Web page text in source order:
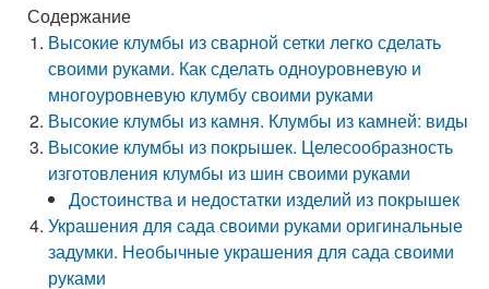
Содержание
Высокие клумбы из сварной сетки легко сделать
своими руками. Как сделать одноуровневую и
многоуровневую клумбу своими руками
Высокие клумбы из камня. Клумбы из камней: виды
Высокие клумбы из покрышек. Целесообразность
изготовления клумбы из шин своими руками
Достоинства и недостатки изделий из покрышек
Украшения для сада своими руками оригинальные
задумки. Необычные украшения для сада своими
руками